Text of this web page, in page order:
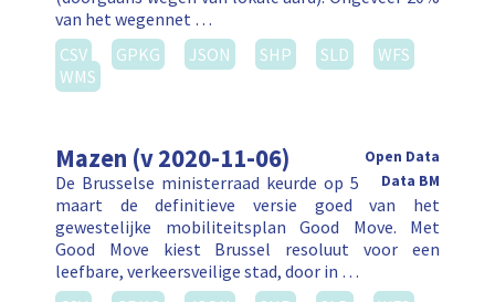
van het wegennet …
CSV
GPKG JSON SHP SLD
WFS
WMS
Mazen (v 2020-11-06)
Open Data
Data BM
De Brusselse ministerraad keurde op 5
maart de definitieve versie goed van het
gewestelijke mobiliteitsplan Good Move. Met
Good Move kiest Brussel resoluut voor een
leefbare, verkeersveilige stad, door in …